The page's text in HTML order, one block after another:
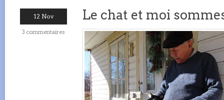
12 Nov
3 commentaires
Le chat et moi